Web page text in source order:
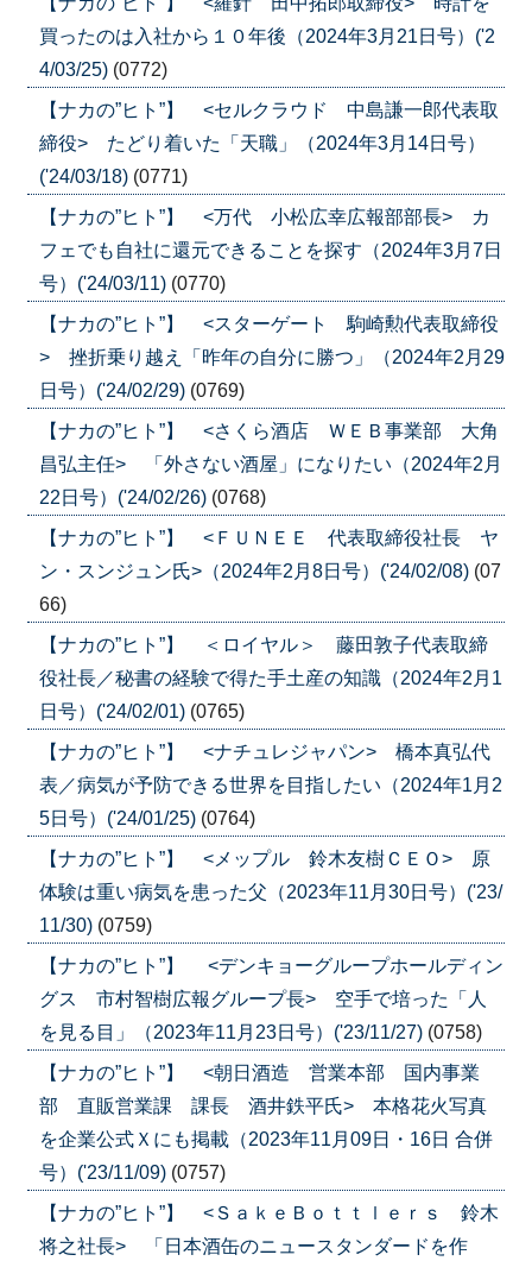
買ったのは入社から１０年後（2024年3月21日号）('2
4/03/25) (0772)
【ナカの”ヒト”】 <セルクラウド 中島謙一郎代表取
締役> たどり着いた「天職」（2024年3月14日号）
('24/03/18) (0771)
【ナカの”ヒト”】 <万代 小松広幸広報部部長> カ
フェでも自社に還元できることを探す（2024年3月7日
号）('24/03/11) (0770)
【ナカの”ヒト”】 <スターゲート 駒崎勲代表取締役
> 挫折乗り越え「昨年の自分に勝つ」（2024年2月29
日号）('24/02/29) (0769)
【ナカの”ヒト”】 <さくら酒店 ＷＥＢ事業部 大角
昌弘主任> 「外さない酒屋」になりたい（2024年2月
22日号）('24/02/26) (0768)
【ナカの”ヒト”】 <ＦＵＮＥＥ 代表取締役社長 ヤ
ン・スンジュン氏>（2024年2月8日号）('24/02/08) (07
66)
【ナカの”ヒト”】 ＜ロイヤル＞ 藤田敦子代表取締
役社長／秘書の経験で得た手土産の知識（2024年2月1
日号）('24/02/01) (0765)
【ナカの”ヒト”】 <ナチュレジャパン> 橋本真弘代
表／病気が予防できる世界を目指したい（2024年1月2
5日号）('24/01/25) (0764)
【ナカの”ヒト”】 <メップル 鈴木友樹ＣＥＯ> 原
体験は重い病気を患った父（2023年11月30日号）('23/
11/30) (0759)
【ナカの”ヒト”】 <デンキョーグループホールディン
グス 市村智樹広報グループ長> 空手で培った「人
を見る目」（2023年11月23日号）('23/11/27) (0758)
【ナカの”ヒト”】 <朝日酒造 営業本部 国内事業
部 直販営業課 課長 酒井鉄平氏> 本格花火写真
を企業公式Ｘにも掲載（2023年11月09日・16日 合併
号）('23/11/09) (0757)
【ナカの”ヒト”】 <ＳａｋｅＢｏｔｔｌｅｒｓ 鈴木
将之社長> 「日本酒缶のニュースタンダードを作